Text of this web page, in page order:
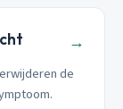
→
de